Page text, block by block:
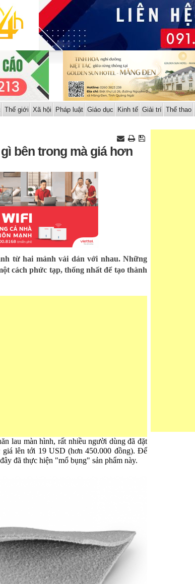
Thế giới Xã hội Pháp luật Giáo dục Kinh tế Giải trí Thể thao
bên trong mà giá hơn
từ hai mảnh vải dán với nhau. Những
cách phức tạp, thống nhất để tạo thành
lau màn hình, rất nhiều người dùng đã đặt
lên tới 19 USD (hơn 450.000 đồng). Để
đã thực hiện "mổ bụng" sản phẩm này.